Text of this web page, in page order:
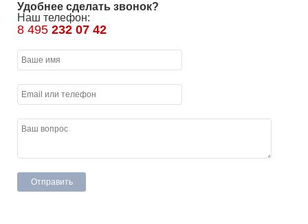
Удобнее сделать звонок?
Наш телефон:
8 495 232 07 42